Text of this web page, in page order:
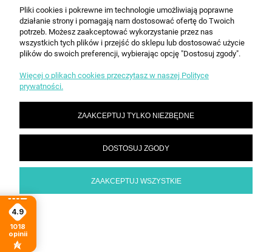
POKAŻ PEŁNĄ WERSJĘ STRONY
4.9
1018
opinii
Sklep internetowy Shoper.pl
Pliki cookies i pokrewne im technologie umożliwiają poprawne
działanie strony i pomagają nam dostosować ofertę do Twoich
potrzeb. Możesz zaakceptować wykorzystanie przez nas
wszystkich tych plików i przejść do sklepu lub dostosować użycie
plików do swoich preferencji, wybierając opcję "Dostosuj zgody".
Więcej o plikach cookies przeczytasz w naszej Polityce
prywatności.
ZAAKCEPTUJ TYLKO NIEZBĘDNE
DOSTOSUJ ZGODY
ZAAKCEPTUJ WSZYSTKIE